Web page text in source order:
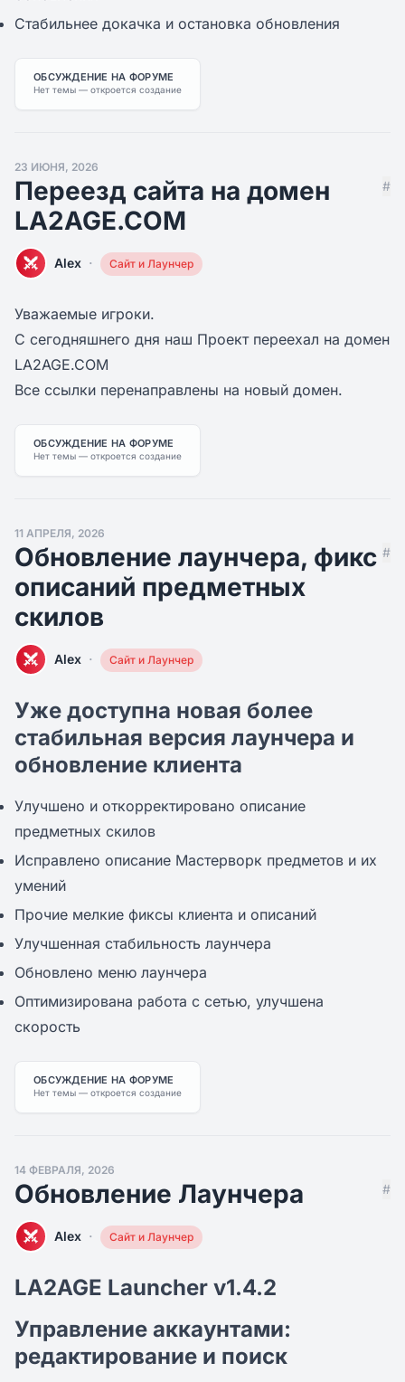
Стабильнее докачка и остановка обновления
ОБСУЖДЕНИЕ НА ФОРУМЕ
Нет темы — откроется создание
23 ИЮНЯ, 2026
Переезд сайта на домен
LA2AGE.COM
#
Alex · Сайт и Лаунчер
Уважаемые игроки.
С сегодняшнего дня наш Проект переехал на домен
LA2AGE.COM
Все ссылки перенаправлены на новый домен.
ОБСУЖДЕНИЕ НА ФОРУМЕ
Нет темы — откроется создание
11 АПРЕЛЯ, 2026
Обновление лаунчера, фикс
описаний предметных
скилов
#
Alex · Сайт и Лаунчер
Уже доступна новая более
стабильная версия лаунчера и
обновление клиента
Улучшено и откорректировано описание
предметных скилов
Исправлено описание Мастерворк предметов и их
умений
Прочие мелкие фиксы клиента и описаний
Улучшенная стабильность лаунчера
Обновлено меню лаунчера
Оптимизирована работа с сетью, улучшена
скорость
ОБСУЖДЕНИЕ НА ФОРУМЕ
Нет темы — откроется создание
14 ФЕВРАЛЯ, 2026
Обновление Лаунчера #
Alex · Сайт и Лаунчер
LA2AGE Launcher v1.4.2
Управление аккаунтами:
редактирование и поиск